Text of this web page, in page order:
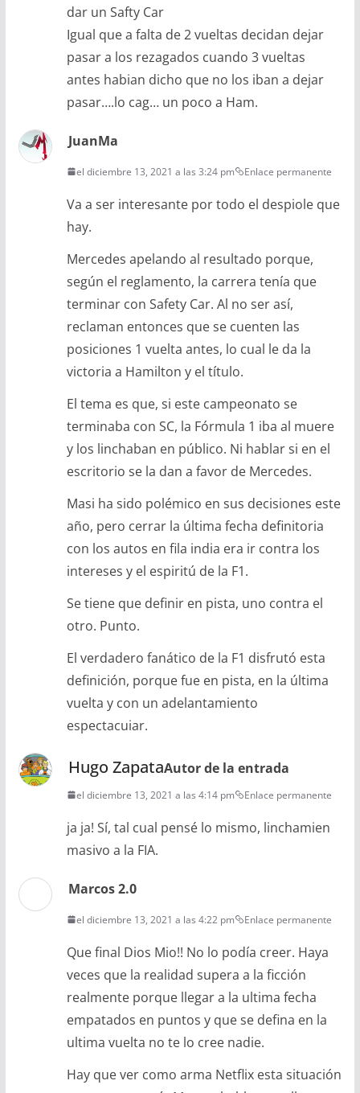
dar un Safty Car
Igual que a falta de 2 vueltas decidan dejar
pasar a los rezagados cuando 3 vueltas
antes habian dicho que no los iban a dejar
pasar….lo cag… un poco a Ham.
JuanMa
el diciembre 13, 2021 a las 3:24 pm Enlace permanente
Va a ser interesante por todo el despiole que
hay.
Mercedes apelando al resultado porque,
según el reglamento, la carrera tenía que
terminar con Safety Car. Al no ser así,
reclaman entonces que se cuenten las
posiciones 1 vuelta antes, lo cual le da la
victoria a Hamilton y el título.
El tema es que, si este campeonato se
terminaba con SC, la Fórmula 1 iba al muere
y los linchaban en público. Ni hablar si en el
escritorio se la dan a favor de Mercedes.
Masi ha sido polémico en sus decisiones este
año, pero cerrar la última fecha definitoria
con los autos en fila india era ir contra los
intereses y el espiritú de la F1.
Se tiene que definir en pista, uno contra el
otro. Punto.
El verdadero fanático de la F1 disfrutó esta
definición, porque fue en pista, en la última
vuelta y con un adelantamiento
espectacuiar.
Hugo ZapataAutor de la entrada
el diciembre 13, 2021 a las 4:14 pm Enlace permanente
ja ja! Sí, tal cual pensé lo mismo, linchamien
masivo a la FIA.
Marcos 2.0
el diciembre 13, 2021 a las 4:22 pm Enlace permanente
Que final Dios Mio!! No lo podía creer. Haya
veces que la realidad supera a la ficción
realmente porque llegar a la ultima fecha
empatados en puntos y que se defina en la
ultima vuelta no te lo cree nadie.
Hay que ver como arma Netflix esta situación